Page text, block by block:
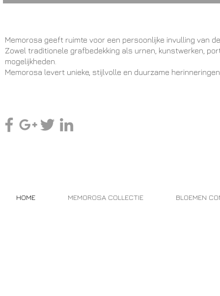
Memorosa geeft ruimte voor een persoonlijke invulling van
Zowel traditionele grafbedekking als urnen, kunstwerken,
mogelijkheden.
Memorosa levert unieke, stijlvolle en duurzame
HOME MEMOROSA COLLECTIE BLOEMEN